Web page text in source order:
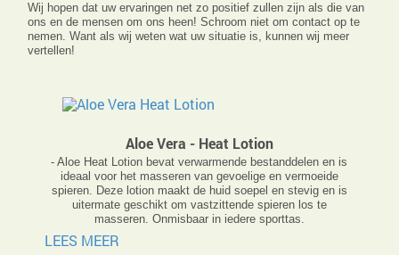
Wij hopen dat uw ervaringen net zo positief zullen zijn als die van
ons en de mensen om ons heen! Schroom niet om contact op te
nemen. Want als wij weten wat uw situatie is, kunnen wij meer
vertellen!
Aloe Vera - Heat Lotion
- Aloe Heat Lotion bevat verwarmende bestanddelen en is
ideaal voor het masseren van gevoelige en vermoeide
spieren. Deze lotion maakt de huid soepel en stevig en is
uitermate geschikt om vastzittende spieren los te
masseren. Onmisbaar in iedere sporttas.
LEES MEER